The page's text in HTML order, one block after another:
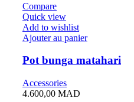
Compare
Quick view
Add to wishlist
Ajouter au panier
Pot bunga matahari
Accessories
4.600,00 MAD